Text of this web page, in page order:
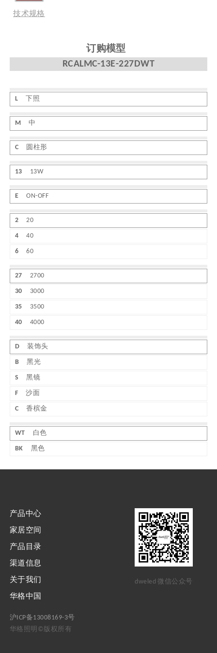
技术规格
订购模型
RCALMC-13E-227DWT
L 下照
M 中
C 圆柱形
13 13W
E ON-OFF
2 20
4 40
6 60
27 2700
30 3000
35 3500
40 4000
D 装饰头
B 黑光
S 黑镜
F 沙面
C 香槟金
WT 白色
BK 黑色
产品中心
家居空间
产品目录
渠道信息
关于我们
华格中国
沪ICP备13008169-3号
华格照明©版权所有
dweled 微信公众号